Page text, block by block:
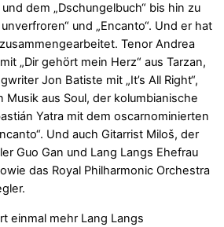
dem „Dschungelbuch“ bis hin zu
und „Encanto“. Und er hat
Tenor Andrea
„Dir gehört mein Herz“ aus Tarzan,
Jon Batiste mit „It’s All Right“,
Musik aus Soul, der kolumbianische
Yatra mit dem oscarnominierten
Und auch Gitarrist Miloš, der
Guo Gan und Lang Langs Ehefrau
das Royal Philharmonic Orchestra
einmal mehr Lang Langs